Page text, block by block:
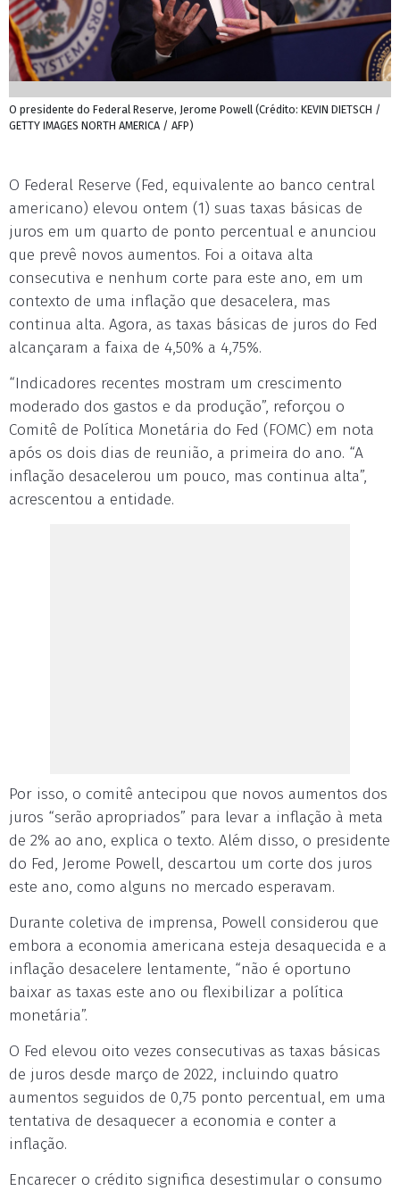
O presidente do Federal Reserve, Jerome Powell (Crédito: KEVIN DIETSCH /
GETTY IMAGES NORTH AMERICA / AFP)
O Federal Reserve (Fed, equivalente ao banco central
americano) elevou ontem (1) suas taxas básicas de
juros em um quarto de ponto percentual e anunciou
que prevê novos aumentos. Foi a oitava alta
consecutiva e nenhum corte para este ano, em um
contexto de uma inflação que desacelera, mas
continua alta. Agora, as taxas básicas de juros do Fed
alcançaram a faixa de 4,50% a 4,75%.
“Indicadores recentes mostram um crescimento
moderado dos gastos e da produção”, reforçou o
Comitê de Política Monetária do Fed (FOMC) em nota
após os dois dias de reunião, a primeira do ano. “A
inflação desacelerou um pouco, mas continua alta”,
acrescentou a entidade.
Por isso, o comitê antecipou que novos aumentos dos
juros “serão apropriados” para levar a inflação à meta
de 2% ao ano, explica o texto. Além disso, o presidente
do Fed, Jerome Powell, descartou um corte dos juros
este ano, como alguns no mercado esperavam.
Durante coletiva de imprensa, Powell considerou que
embora a economia americana esteja desaquecida e a
inflação desacelere lentamente, “não é oportuno
baixar as taxas este ano ou flexibilizar a política
monetária”.
O Fed elevou oito vezes consecutivas as taxas básicas
de juros desde março de 2022, incluindo quatro
aumentos seguidos de 0,75 ponto percentual, em uma
tentativa de desaquecer a economia e conter a
inflação.
Encarecer o crédito significa desestimular o consumo